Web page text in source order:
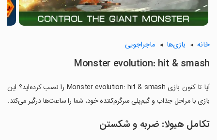
خانه بازی‌ها ماجراجویی
Monster evolution: hit & smash
آیا تا کنون بازی Monster evolution: hit & smash را نصب کرده‌اید؟ این
بازی با مراحل جذاب و گیم‌پلی سرگرم‌کننده خود، شما را ساعت‌ها درگیر می‌کند.
تکامل هیولا: ضربه و شکستن